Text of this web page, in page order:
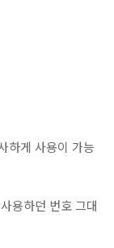
하게 사용이 가능
용하던 번호 그대